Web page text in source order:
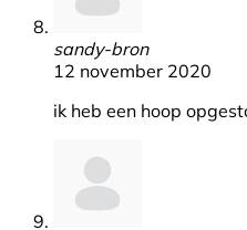
sandy-bron
12 november 2020
ik heb een hoop